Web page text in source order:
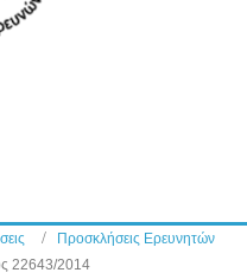
Προσκλήσεις Ερευνητών
22643/2014